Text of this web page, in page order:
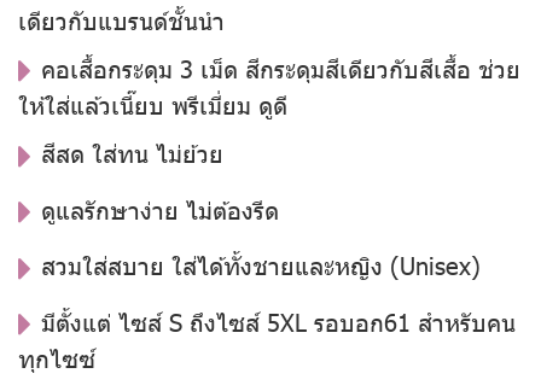
เดียวกับแบรนด์ชั้นนำ
คอเสื้อกระดุม 3 เม็ด สีกระดุมสีเดียวกับสีเสื้อ ช่วย
ให้ใส่แล้วเนี๊ยบ พรีเมี่ยม ดูดี
สีสด ใส่ทน ไม่ย้วย
ดูแลรักษาง่าย ไม่ต้องรีด
สวมใส่สบาย ใส่ได้ทั้งชายและหญิง (Unisex)
มีตั้งแต่ ไซส์ S ถึงไซส์ 5XL รอบอก61 สำหรับคน
ทุกไซซ์